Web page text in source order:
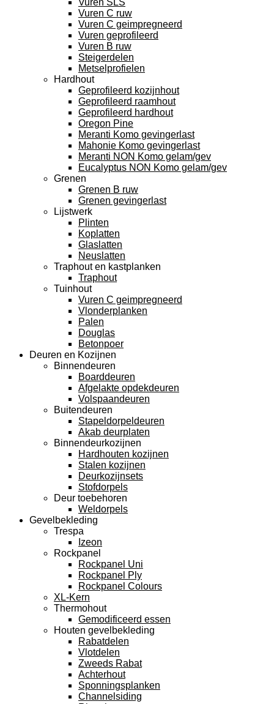
Vuren SLS
Vuren C ruw
Vuren C geimpregneerd
Vuren geprofileerd
Vuren B ruw
Steigerdelen
Metselprofielen
Hardhout
Geprofileerd kozijnhout
Geprofileerd raamhout
Geprofileerd hardhout
Oregon Pine
Meranti Komo gevingerlast
Mahonie Komo gevingerlast
Meranti NON Komo gelam/gev
Eucalyptus NON Komo gelam/gev
Grenen
Grenen B ruw
Grenen gevingerlast
Lijstwerk
Plinten
Koplatten
Glaslatten
Neuslatten
Traphout en kastplanken
Traphout
Tuinhout
Vuren C geimpregneerd
Vlonderplanken
Palen
Douglas
Betonpoer
Deuren en Kozijnen
Binnendeuren
Boarddeuren
Afgelakte opdekdeuren
Volspaandeuren
Buitendeuren
Stapeldorpeldeuren
Akab deurplaten
Binnendeurkozijnen
Hardhouten kozijnen
Stalen kozijnen
Deurkozijnsets
Stofdorpels
Deur toebehoren
Weldorpels
Gevelbekleding
Trespa
Izeon
Rockpanel
Rockpanel Uni
Rockpanel Ply
Rockpanel Colours
XL-Kern
Thermohout
Gemodificeerd essen
Houten gevelbekleding
Rabatdelen
Vlotdelen
Zweeds Rabat
Achterhout
Sponningsplanken
Channelsiding